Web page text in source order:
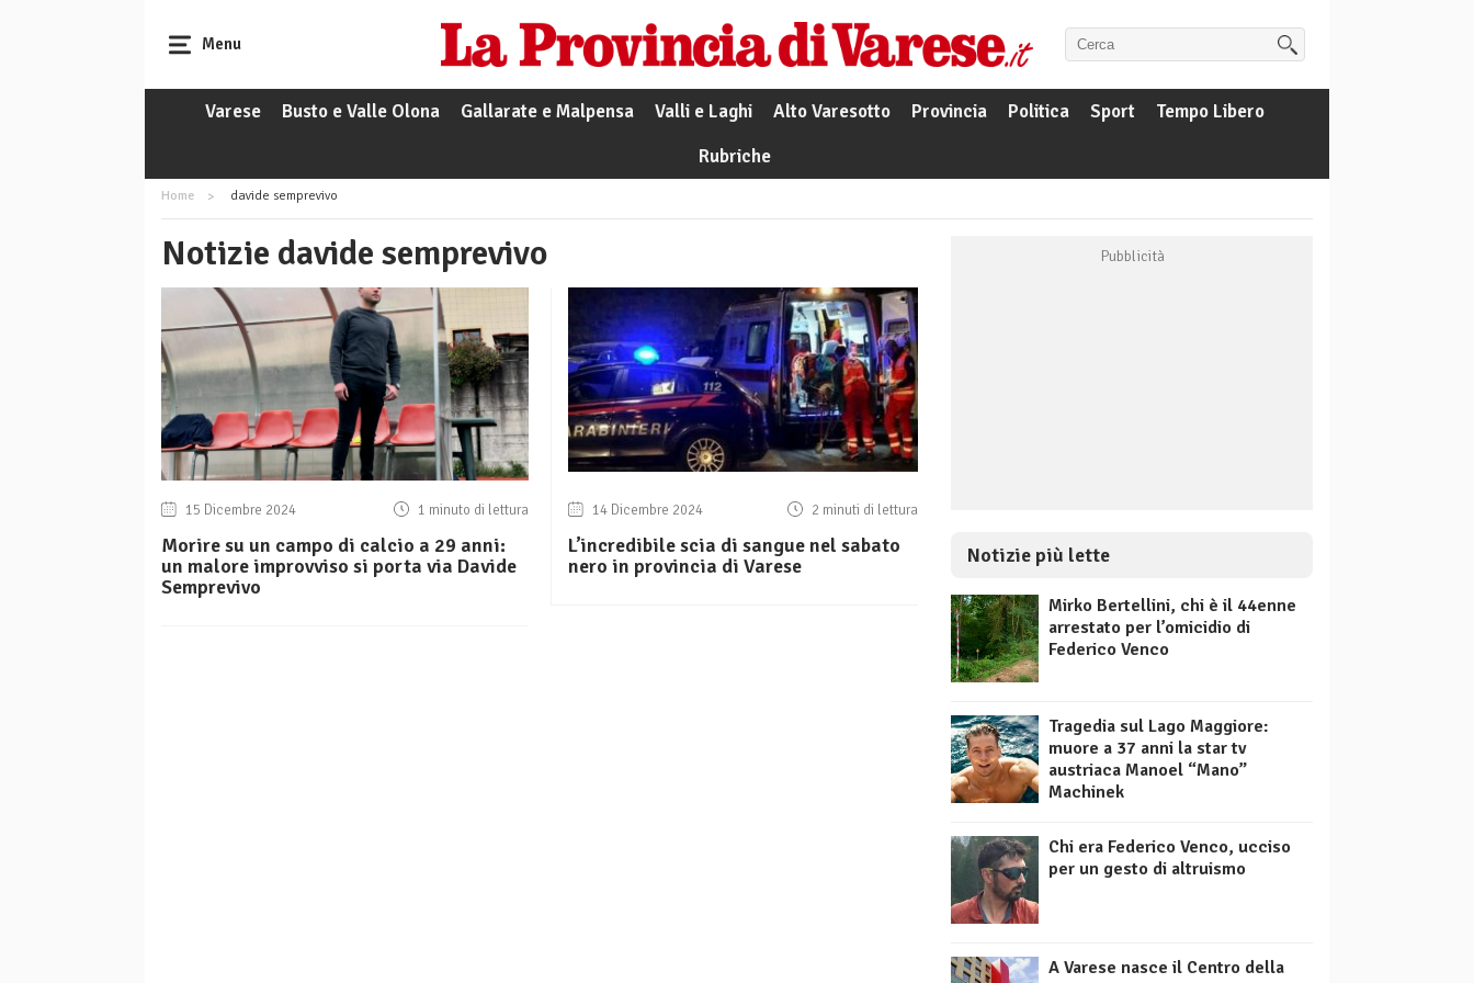
Menu
Varese Busto e Valle Olona Gallarate e Malpensa Valli e Laghi Alto Varesotto Provincia Politica Sport
Tempo Libero
Rubriche
Home davide semprevivo
Notizie davide semprevivo
15 Dicembre 2024 1 minuto di lettura
Morire su un campo di calcio a 29 anni:
un malore improvviso si porta via Davide
Semprevivo
14 Dicembre 2024 2 minuti di lettura
L’incredibile scia di sangue nel sabato
nero in provincia di Varese
Notizie più lette
Mirko Bertellini, chi è il 44enne
arrestato per l’omicidio di
Federico Venco
Tragedia sul Lago Maggiore:
muore a 37 anni la star tv
austriaca Manoel “Mano”
Machinek
Chi era Federico Venco, ucciso
per un gesto di altruismo
A Varese nasce il Centro della